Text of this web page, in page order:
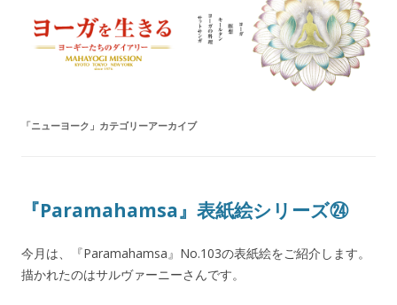
ヨーガを生きる — MAHAYOGI
MISSION ブログ
「ニューヨーク 」カテゴリーアーカイブ
『Paramahamsa』表紙絵シリーズ㉔
今月は、『Paramahamsa』No.103の表紙絵をご紹介します。
描かれたのはサルヴァーニーさんです。